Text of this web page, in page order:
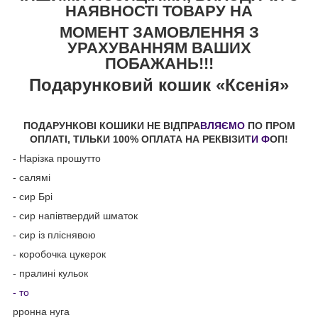
НАЯВНОСТІ ТОВАРУ НА
МОМЕНТ ЗАМОВЛЕННЯ З
УРАХУВАННЯМ ВАШИХ
ПОБАЖАНЬ!!!
Подарунковий кошик «Ксенія»
ПОДАРУНКОВІ КОШИКИ НЕ ВІДПРАВЛЯЄМО ПО ПРОМ
ОПЛАТІ, ТІЛЬКИ 100% ОПЛАТА НА РЕКВІЗИТИ ФОП!
- Нарізка прошутто
- салямі
- сир Брі
- сир напівтвердий шматок
- сир із пліснявою
- коробочка цукерок
- пралині кульок
- то
рронна нуга